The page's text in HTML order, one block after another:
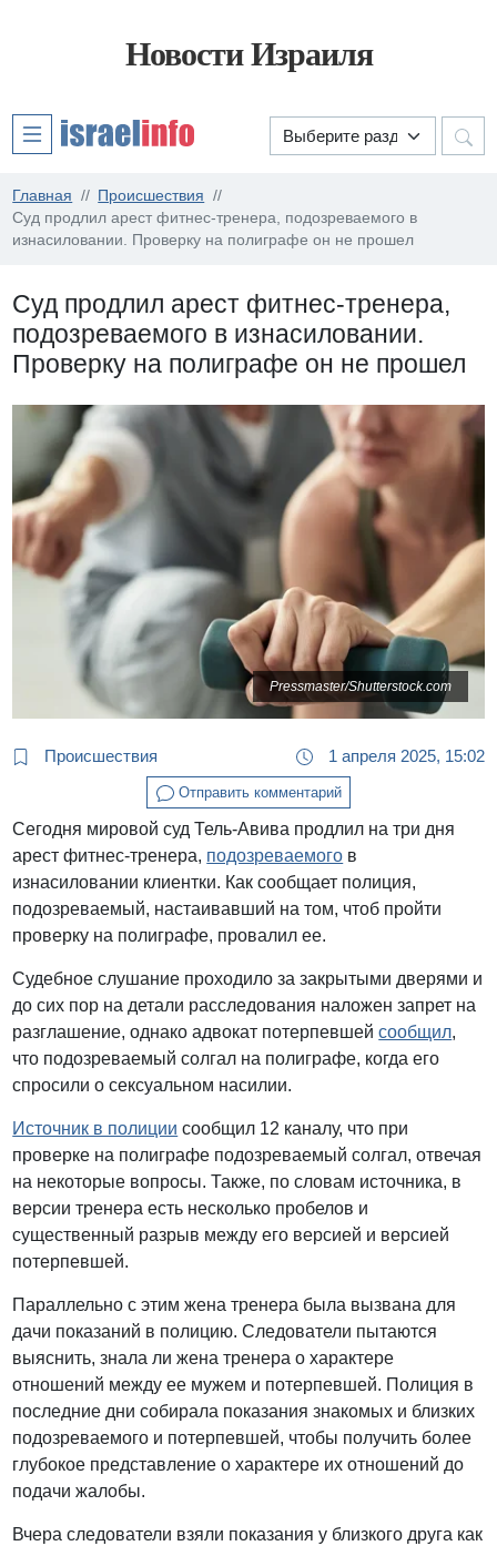
Новости Израиля
Главная
Происшествия
Суд продлил арест фитнес-тренера, подозреваемого в
изнасиловании. Проверку на полиграфе он не прошел
Суд продлил арест фитнес-тренера,
подозреваемого в изнасиловании.
Проверку на полиграфе он не прошел
Pressmaster/Shutterstock.com
Происшествия 1 апреля 2025, 15:02
Отправить комментарий
Сегодня мировой суд Тель-Авива продлил на три дня
арест фитнес-тренера, подозреваемого в
изнасиловании клиентки. Как сообщает полиция,
подозреваемый, настаивавший на том, чтоб пройти
проверку на полиграфе, провалил ее.
Судебное слушание проходило за закрытыми дверями и
до сих пор на детали расследования наложен запрет на
разглашение, однако адвокат потерпевшейсообщил,
что подозреваемый солгал на полиграфе, когда его
спросили о сексуальном насилии.
Источник в полиции сообщил 12 каналу, что при
проверке на полиграфе подозреваемый солгал, отвечая
на некоторые вопросы. Также, по словам источника, в
версии тренера есть несколько пробелов и
существенный разрыв между его версией и версией
потерпевшей.
Параллельно с этим жена тренера была вызвана для
дачи показаний в полицию. Следователи пытаются
выяснить, знала ли жена тренера о характере
отношений между ее мужем и потерпевшей. Полиция в
последние дни собирала показания знакомых и близких
подозреваемого и потерпевшей, чтобы получить более
глубокое представление о характере их отношений до
подачи жалобы.
Вчера следователи взяли показания у близкого друга как